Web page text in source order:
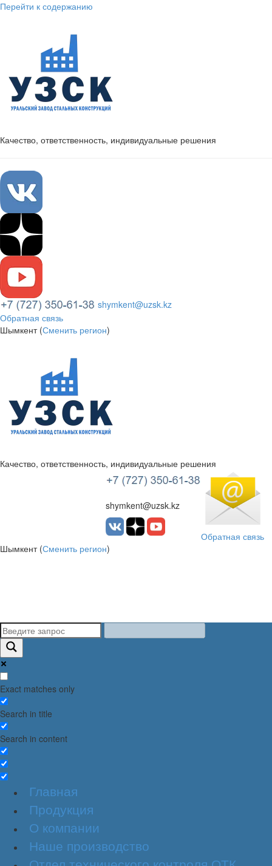
Перейти к содержанию
Качество, ответственность, индивидуальные решения
shymkent@uzsk.kz
Обратная связь
Шымкент (Сменить регион)
УЗСК Казахстан
Качество, ответственность, индивидуальные решения
shymkent@uzsk.kz
Обратная связь
Шымкент (Сменить регион)
Exact matches only
Search in title
Search in content
Главная
Продукция
О компании
Наше производство